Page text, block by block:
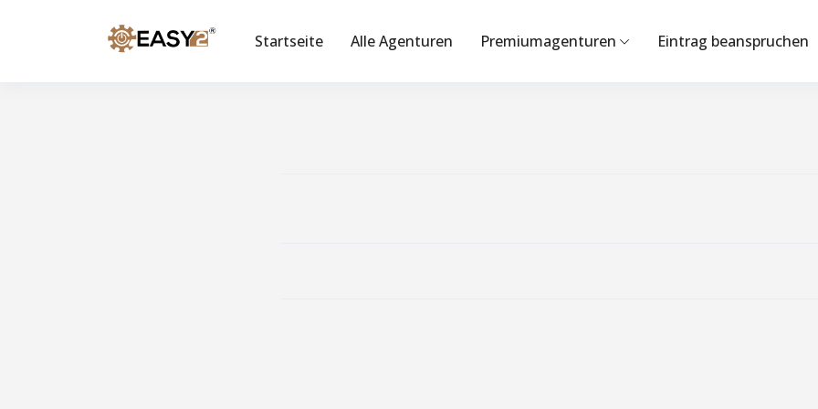
Startseite Alle Agenturen Premiumagenturen Eintrag beanspruchen